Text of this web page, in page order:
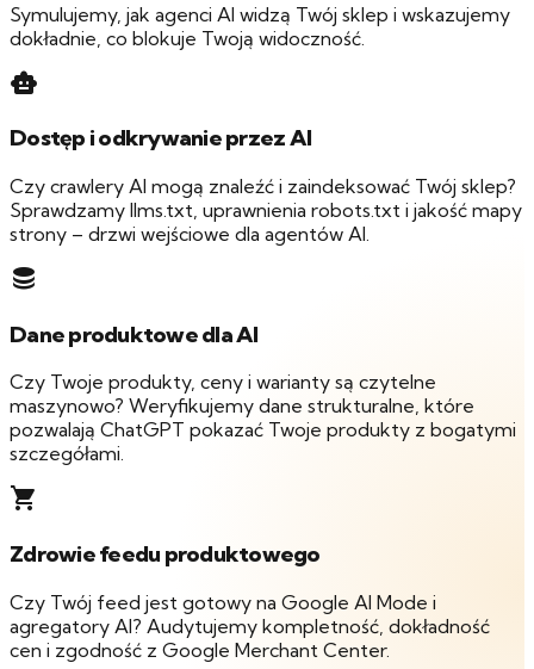
Symulujemy, jak agenci AI widzą Twój sklep i wskazujemy
dokładnie, co blokuje Twoją widoczność.
smart_toy
Dostęp i odkrywanie przez AI
Czy crawlery AI mogą znaleźć i zaindeksować Twój sklep?
Sprawdzamy llms.txt, uprawnienia robots.txt i jakość mapy
strony – drzwi wejściowe dla agentów AI.
database
Dane produktowe dla AI
Czy Twoje produkty, ceny i warianty są czytelne
maszynowo? Weryfikujemy dane strukturalne, które
pozwalają ChatGPT pokazać Twoje produkty z bogatymi
szczegółami.
shopping_cart
Zdrowie feedu produktowego
Czy Twój feed jest gotowy na Google AI Mode i
agregatory AI? Audytujemy kompletność, dokładność
cen i zgodność z Google Merchant Center.